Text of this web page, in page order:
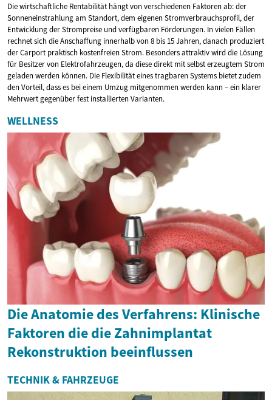
Die wirtschaftliche Rentabilität hängt von verschiedenen Faktoren ab: der
Sonneneinstrahlung am Standort, dem eigenen Stromverbrauchsprofil, der
Entwicklung der Strompreise und verfügbaren Förderungen. In vielen Fällen
rechnet sich die Anschaffung innerhalb von 8 bis 15 Jahren, danach produziert
der Carport praktisch kostenfreien Strom. Besonders attraktiv wird die Lösung
für Besitzer von Elektrofahrzeugen, da diese direkt mit selbst erzeugtem Strom
geladen werden können. Die Flexibilität eines tragbaren Systems bietet zudem
den Vorteil, dass es bei einem Umzug mitgenommen werden kann – ein klarer
Mehrwert gegenüber fest installierten Varianten.
WELLNESS
Die Anatomie des Verfahrens: Klinische
Faktoren die die Zahnimplantat
Rekonstruktion beeinflussen
TECHNIK & FAHRZEUGE